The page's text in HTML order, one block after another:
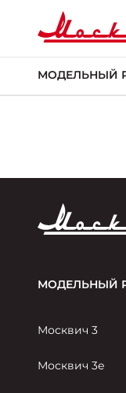
МОДЕЛЬНЫЙ
МОДЕЛЬНЫЙ
Москвич 3
Москвич 3е